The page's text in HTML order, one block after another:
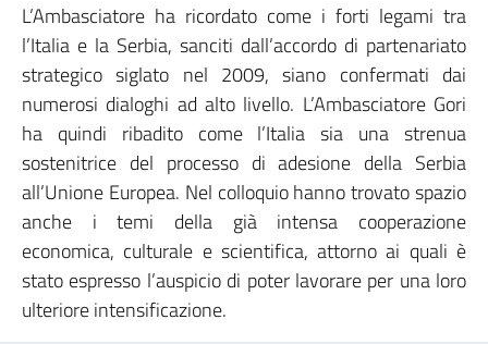
L’Ambasciatore ha ricordato come i forti legami tra
l’Italia e la Serbia, sanciti dall’accordo di partenariato
strategico siglato nel 2009, siano confermati dai
numerosi dialoghi ad alto livello. L’Ambasciatore Gori
ha quindi ribadito come l’Italia sia una strenua
sostenitrice del processo di adesione della Serbia
all’Unione Europea. Nel colloquio hanno trovato spazio
anche i temi della già intensa cooperazione
economica, culturale e scientifica, attorno ai quali è
stato espresso l’auspicio di poter lavorare per una loro
ulteriore intensificazione.